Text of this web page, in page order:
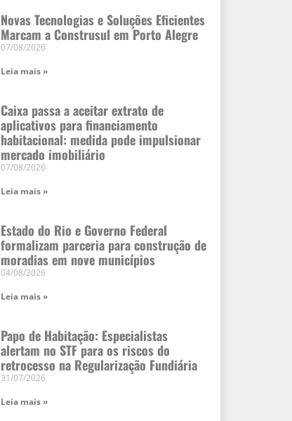
Novas Tecnologias e Soluções Eficientes
Marcam a Construsul em Porto Alegre
07/08/2026
Leia mais »
Caixa passa a aceitar extrato de
aplicativos para financiamento
habitacional: medida pode impulsionar
mercado imobiliário
07/08/2026
Leia mais »
Estado do Rio e Governo Federal
formalizam parceria para construção de
moradias em nove municípios
04/08/2026
Leia mais »
Papo de Habitação: Especialistas
alertam no STF para os riscos do
retrocesso na Regularização Fundiária
31/07/2026
Leia mais »